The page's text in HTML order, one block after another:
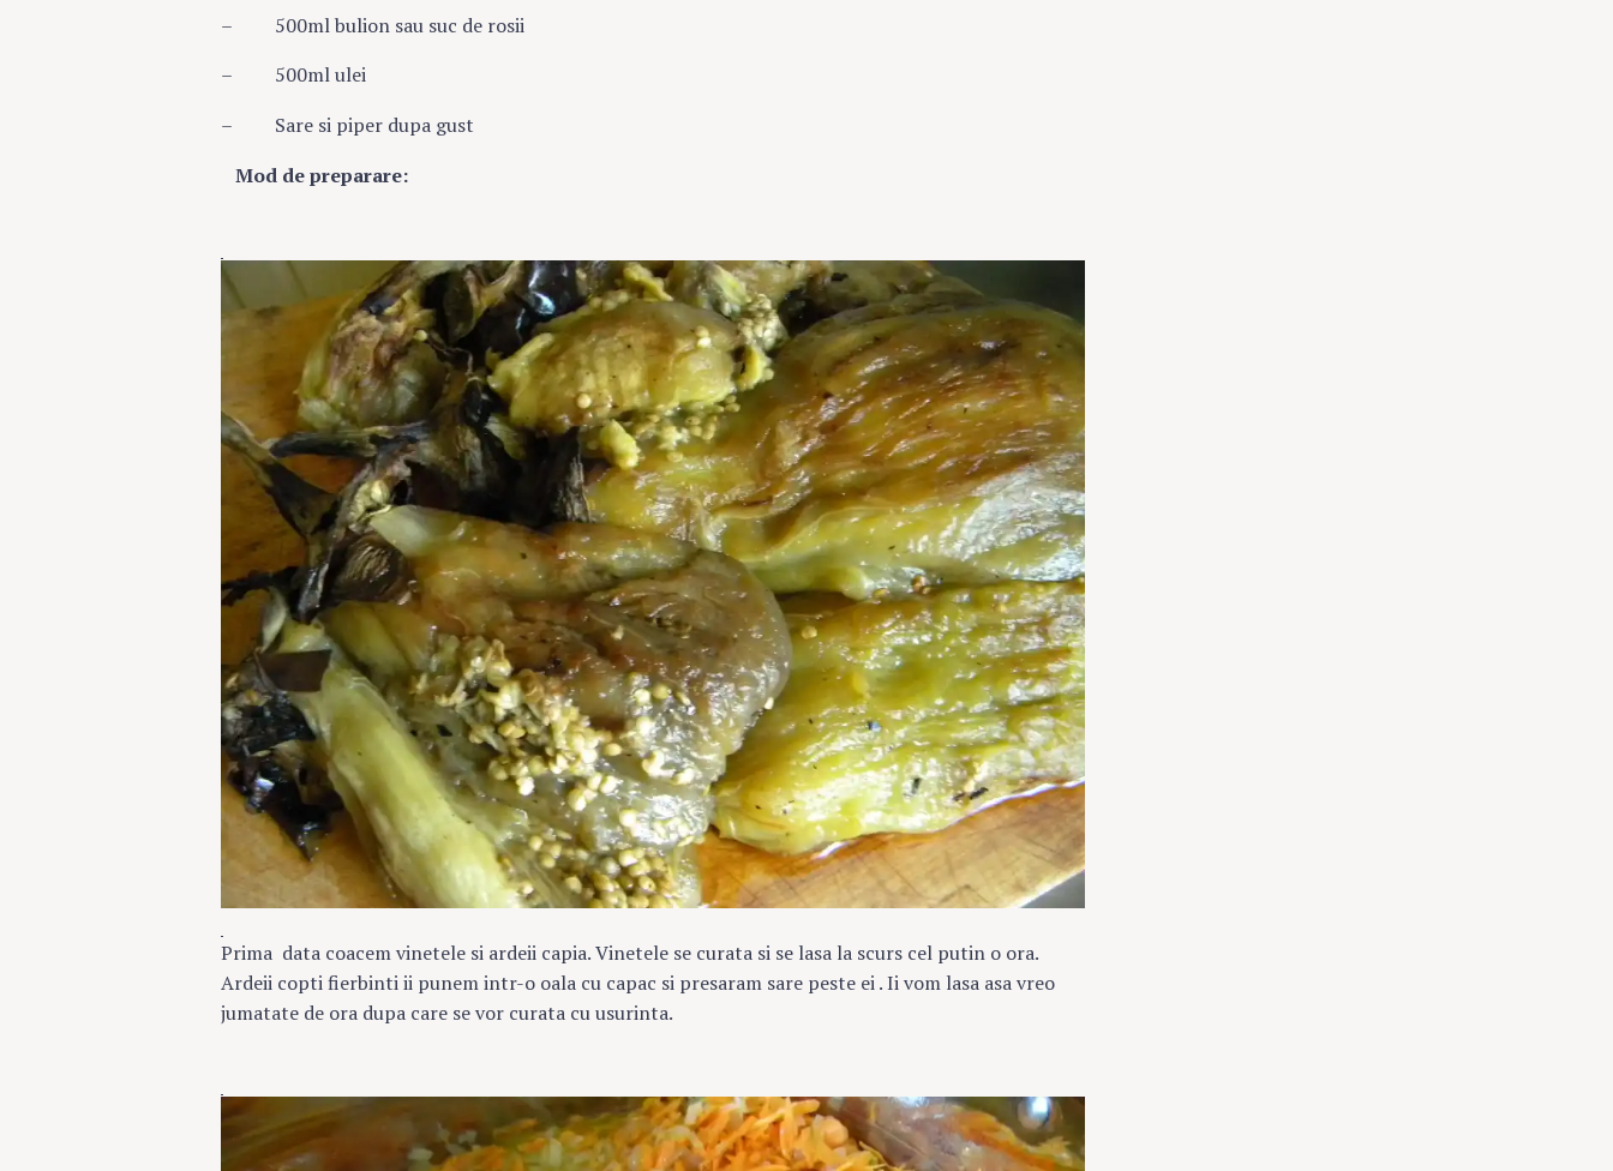
– 500ml bulion sau suc de rosii
– 500ml ulei
– Sare si piper dupa gust
Mod de preparare:
Prima data coacem vinetele si ardeii capia. Vinetele se curata si se lasa la scurs cel putin o ora.
Ardeii copti fierbinti ii punem intr-o oala cu capac si presaram sare peste ei . Ii vom lasa asa vreo
jumatate de ora dupa care se vor curata cu usurinta.